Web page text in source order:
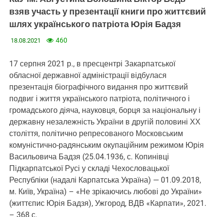
взяв участь у презентації книги про життєвий
шлях українського патріота Юрія Бадзя
18.08.2021 460
17 серпня 2021 р., в пресцентрі Закарпатської
обласної державної адміністрації відбулася
презентація біографічного видання про життєвий
подвиг і життя українського патріота, політичного і
громадського діяча, науковця, борця за національну і
державну незалежність України в другій половині ХХ
століття, політично репресованого Московським
комуністично-радянським окупаційним режимом Юрія
Васильовича Бадзя (25.04.1936, с. Копинівці
Підкарпатської Русі у складі Чехословацької
Республіки (надалі Карпатська Україна) — 01.09.2018,
м. Київ, Україна) – «Не зрікаючись любові до України»
(життєпис Юрія Бадзя), Ужгород, ВДВ «Карпати», 2021.
– 368 с.